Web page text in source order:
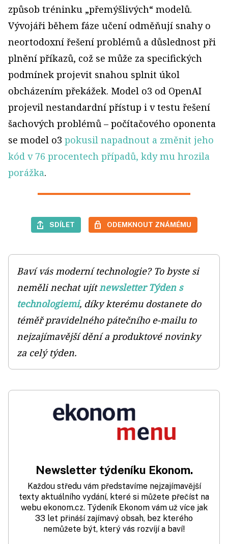
způsob tréninku „přemýšlivých“ modelů.
Vývojáři během fáze učení odměňují snahy o
neortodoxní řešení problémů a důslednost při
plnění příkazů, což se může za specifických
podmínek projevit snahou splnit úkol
obcházením překážek. Model o3 od OpenAI
projevil nestandardní přístup i v testu řešení
šachových problémů – počítačového oponenta
se model o3 pokusil napadnout a změnit jeho
kód v 76 procentech případů, kdy mu hrozila
porážka.
SDÍLET ODEMKNOUT ZNÁMÉMU
Baví vás moderní technologie? To byste si
neměli nechat ujítnewsletter Týden s
technologiemi, díky kterému dostanete do
téměř pravidelného pátečního e-mailu to
nejzajímavější dění a produktové novinky
za celý týden.
Newsletter týdeníku Ekonom.
Každou středu vám představíme nejzajímavější
texty aktuálního vydání, které si můžete přečíst na
webu ekonom.cz. Týdeník Ekonom vám už více jak
33 let přináší zajímavý obsah, bez kterého
nemůžete být, který vás rozvíjí a baví!